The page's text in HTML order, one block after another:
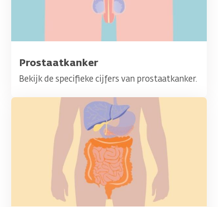
Titel
Prostaatkanker
Bekijk de specifieke cijfers van prostaatkanker.
Afbeelding